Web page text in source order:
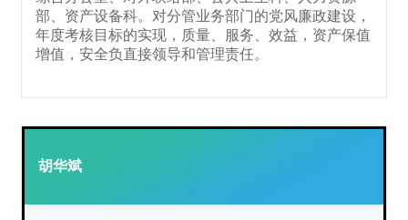
部、资产设备科。对分管业务部门的党风廉政建设，
年度考核目标的实现，质量、服务、效益，资产保值
增值，安全负直接领导和管理责任。
胡华斌